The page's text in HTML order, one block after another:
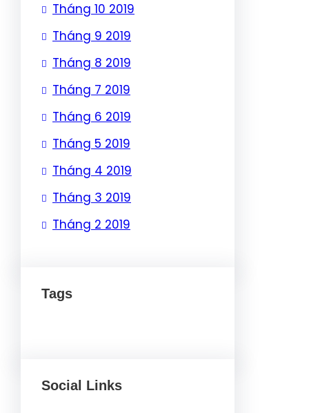
Tháng 10 2019
Tháng 9 2019
Tháng 8 2019
Tháng 7 2019
Tháng 6 2019
Tháng 5 2019
Tháng 4 2019
Tháng 3 2019
Tháng 2 2019
Tags
Social Links